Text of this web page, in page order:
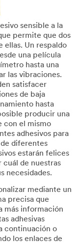
sensible a la
permite que dos
ellas. Un respaldo
una película
hasta una
las vibraciones.
satisfacer
de baja
hasta
producir una
con el mismo
adhesivos para
diferentes
estarán felices
cuál de nuestras
necesidades.
mediante un
precisa que
más información
adhesivas
continuación o
los enlaces de